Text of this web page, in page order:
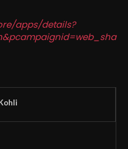
apps/details?